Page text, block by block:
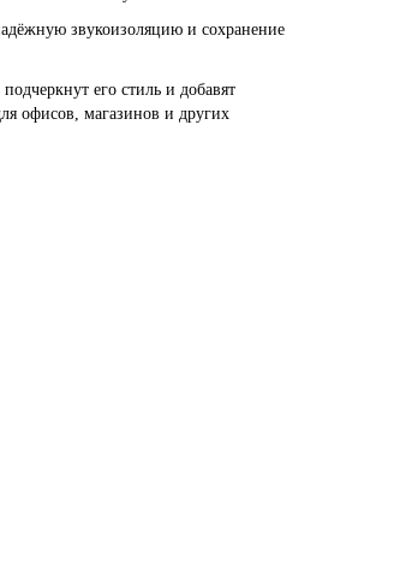
звукоизоляцию и сохранение
его стиль и добавят
офисов, магазинов и других